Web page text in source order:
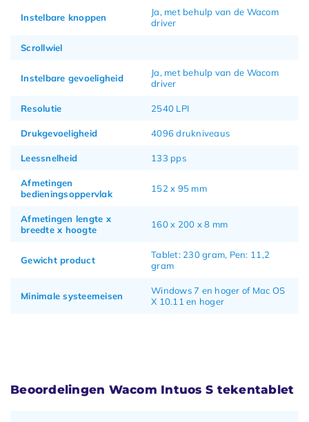
Instelbare knoppen
Ja, met behulp van de Wacom
driver
Scrollwiel
Instelbare gevoeligheid
Ja, met behulp van de Wacom
driver
Resolutie 2540 LPI
Drukgevoeligheid 4096 drukniveaus
Leessnelheid 133 pps
Afmetingen
bedieningsoppervlak
152 x 95 mm
Afmetingen lengte x
breedte x hoogte
160 x 200 x 8 mm
Gewicht product
Tablet: 230 gram, Pen: 11,2
gram
Minimale systeemeisen
Windows 7 en hoger of Mac OS
X 10.11 en hoger
Beoordelingen Wacom Intuos S tekentablet